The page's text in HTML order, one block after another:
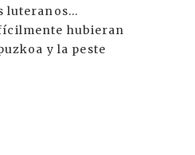
luteranos…
hubieran
y la peste